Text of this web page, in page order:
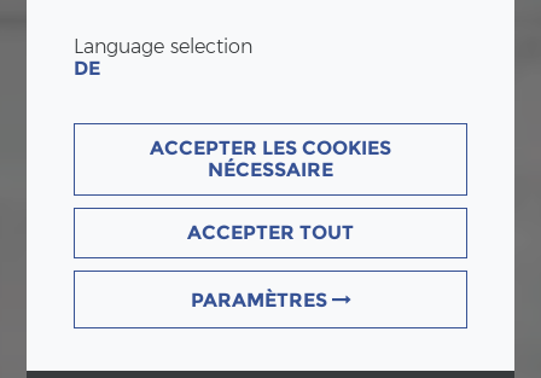
Language selection
DE
ACCEPTER LES COOKIES
NÉCESSAIRE
ACCEPTER TOUT
PARAMÈTRES